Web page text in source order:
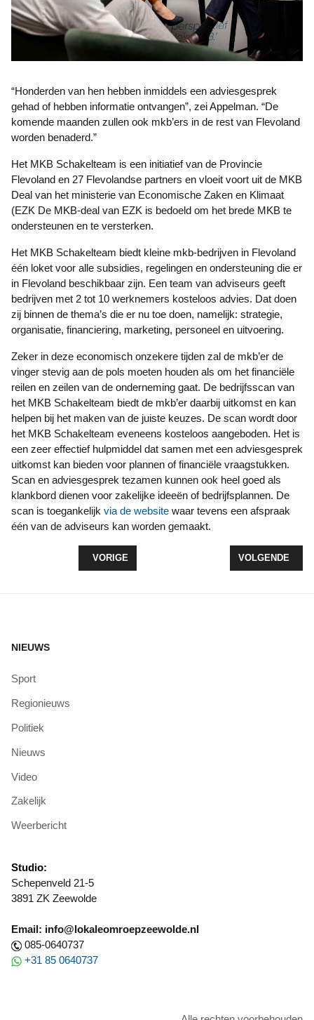
“Honderden van hen hebben inmiddels een adviesgesprek
gehad of hebben informatie ontvangen”, zei Appelman. “De
komende maanden zullen ook mkb’ers in de rest van Flevoland
worden benaderd.”
Het MKB Schakelteam is een initiatief van de Provincie
Flevoland en 27 Flevolandse partners en vloeit voort uit de MKB
Deal van het ministerie van Economische Zaken en Klimaat
(EZK De MKB-deal van EZK is bedoeld om het brede MKB te
ondersteunen en te versterken.
Het MKB Schakelteam biedt kleine mkb-bedrijven in Flevoland
één loket voor alle subsidies, regelingen en ondersteuning die er
in Flevoland beschikbaar zijn. Een team van adviseurs geeft
bedrijven met 2 tot 10 werknemers kosteloos advies. Dat doen
zij binnen de thema’s die er nu toe doen, namelijk: strategie,
organisatie, financiering, marketing, personeel en uitvoering.
Zeker in deze economisch onzekere tijden zal de mkb’er de
vinger stevig aan de pols moeten houden als om het financiële
reilen en zeilen van de onderneming gaat. De bedrijfsscan van
het MKB Schakelteam biedt de mkb’er daarbij uitkomst en kan
helpen bij het maken van de juiste keuzes. De scan wordt door
het MKB Schakelteam eveneens kosteloos aangeboden. Het is
een zeer effectief hulpmiddel dat samen met een adviesgesprek
uitkomst kan bieden voor plannen of financiële vraagstukken.
Scan en adviesgesprek tezamen kunnen ook heel goed als
klankbord dienen voor zakelijke ideeën of bedrijfsplannen. De
scan is toegankelijk via de website waar tevens een afspraak
één van de adviseurs kan worden gemaakt.
VORIG ARTIKEL: EERSTE EXEMPLAAR SUCCES
VORIGE VOLGENDE
VOLGENDE
NIEUWS
Sport
Regionieuws
Politiek
Nieuws
Video
Zakelijk
Weerbericht
Studio:
Schepenveld 21-5
3891 ZK Zeewolde
Email: info@lokaleomroepzeewolde.nl
085-0640737
+31 85 0640737